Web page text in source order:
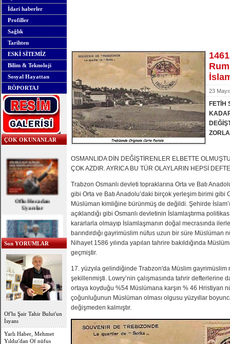
İdari haberler
Profiller
Sağlık
Tarihten
ESKİ SİTEMİZ
Bilim & Teknoloji
Sosyal Hayattan
RÖPORTAJ
ÇOK OKUNANLAR
Oflu Hocadan
Uyarılar
TOPLUMSAL UYARI
Son YORUMLAR
Of'lu Şair Tahir Bulut'un
İsyanı
Yarlı Haber, Mehmet
Yıldız'dan Of nüfus
23
FETİH
OSMANLIDA DİN DEĞİŞTİRENLER ELBETTE
ÇOK AZDIR. AYRICA BU TÜR OLAYLARIN HEPSİ
Trabzon Osmanlı devleti topraklarına Orta ve Batı
gibi Orta ve Batı Anadolu’daki birçok yerleşim birimi gibi
Müslüman kimliğine bürünmüş de değildi. Şehirde
açıklandığı gibi Osmanlı devletinin İslamlaştırma
kararlarla olmayıp İslamlaşmanın doğal mecrasında
barındırdığı gayrimüslim nüfus uzun bir süre Müslüman
Nihayet 1586 yılında yapılan tahrire bakıldığında
geçmiştir.
17. yüzyıla gelindiğinde Trabzon'da Müslim
şekillenmişti. Lowry’nin çalışmasında tahrir defterlerine
ortaya koyduğu %54 Müslümana karşın % 46 Hristiyan
çoğunluğunun Müslüman olması olgusu yüzyıllar
değişmeden kalmıştır.